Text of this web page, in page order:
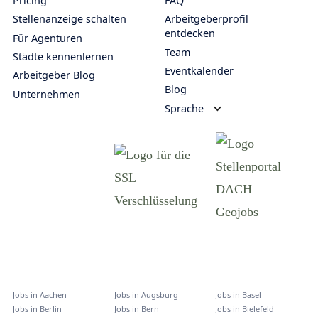
Stellenanzeige schalten
Für Agenturen
Städte kennenlernen
Arbeitgeber Blog
Unternehmen
Arbeitgeberprofil
entdecken
Team
Eventkalender
Blog
Sprache
Jobs in Aachen Jobs in Augsburg Jobs in Basel
Jobs in Berlin Jobs in Bern Jobs in Bielefeld